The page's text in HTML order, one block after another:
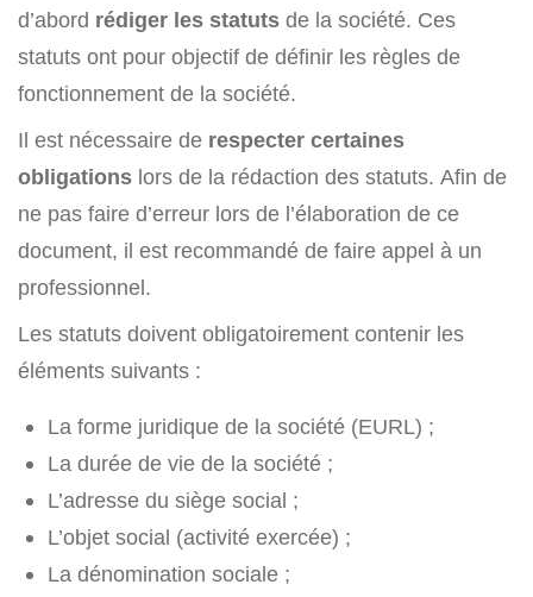
d’abord rédiger les statuts de la société. Ces
statuts ont pour objectif de définir les règles de
fonctionnement de la société.
Il est nécessaire de respecter certaines
obligations lors de la rédaction des statuts. Afin de
ne pas faire d’erreur lors de l’élaboration de ce
document, il est recommandé de faire appel à un
professionnel.
Les statuts doivent obligatoirement contenir les
éléments suivants :
La forme juridique de la société (EURL) ;
La durée de vie de la société ;
L’adresse du siège social ;
L’objet social (activité exercée) ;
La dénomination sociale ;